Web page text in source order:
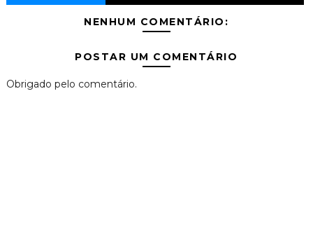
NENHUM COMENTÁRIO:
POSTAR UM COMENTÁRIO
Obrigado pelo comentário.